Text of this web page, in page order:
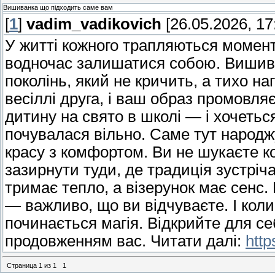
Вишиванка що підходить саме вам
[1] vadim_vadikovich [26.05.2026,
У житті кожного трапляються
водночас залишатися собою.
поколінь, який не кричить, а тихо
весіллі друга, і ваш образ
дитину на свято в школі — і
почувалася вільно. Саме тут
красу з комфортом. Ви не шукаєте
зазирнути туди, де традиція
тримає тепло, а візерунок має
— важливо, що ви відчуваєте. І
починається магія. Відкрийте для
продовженням вас. Читати далі:
Страница 1 из 1 1